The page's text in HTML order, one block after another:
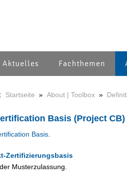
Aktuelles Fachthemen
Startseite » About | Toolbox »
Basis (Project CB)
Basis
Zertifizierungsbasis
Musterzulassung.